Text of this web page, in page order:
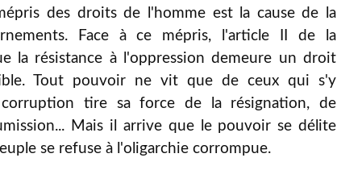
des droits de l'homme est la cause de la
Face à ce mépris, l'article II de la
la résistance à l'oppression demeure un droit
Tout pouvoir ne vit que de ceux qui s'y
tire sa force de la résignation, de
Mais il arrive que le pouvoir se délite
se refuse à l'oligarchie corrompue.